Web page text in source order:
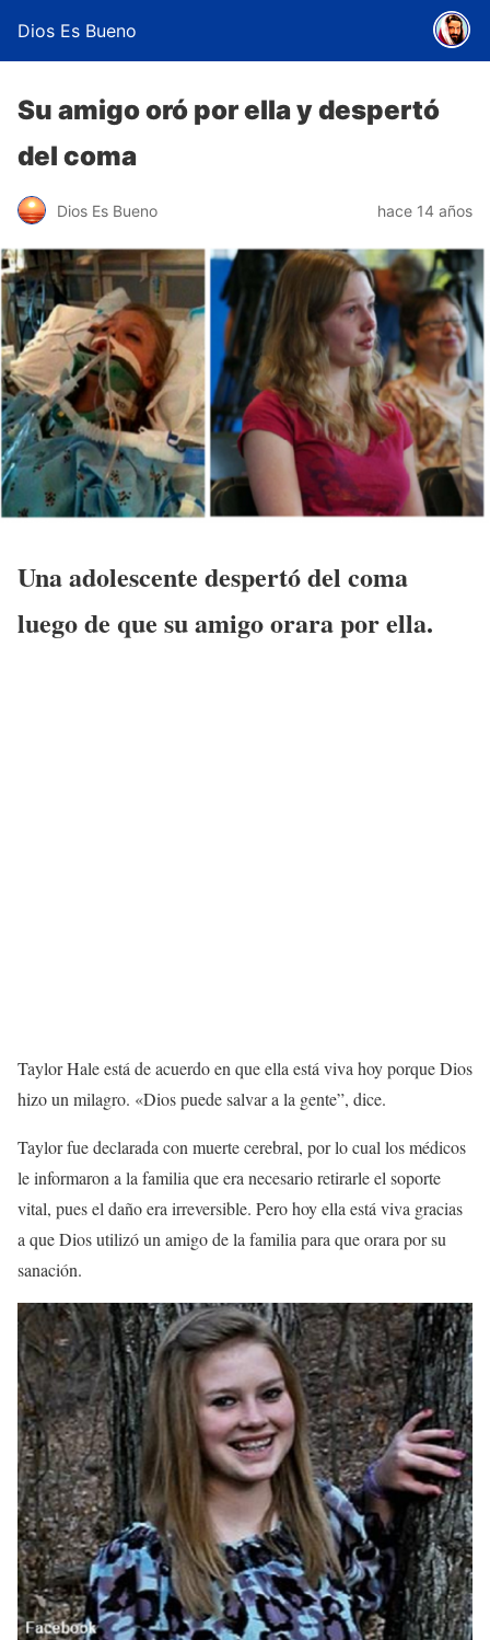
Dios Es Bueno
Su amigo oró por ella y despertó
del coma
Dios Es Bueno hace 14 años
Una adolescente despertó del coma
luego de que su amigo orara por ella.
Taylor Hale está de acuerdo en que ella está viva hoy porque Dios
hizo un milagro. «Dios puede salvar a la gente”, dice.
Taylor fue declarada con muerte cerebral, por lo cual los médicos
le informaron a la familia que era necesario retirarle el soporte
vital, pues el daño era irreversible. Pero hoy ella está viva gracias
a que Dios utilizó un amigo de la familia para que orara por su
sanación.